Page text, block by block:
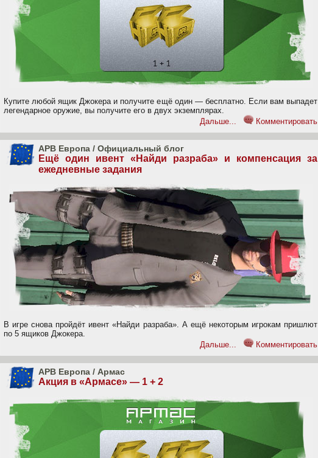
Купите любой ящик Джокера и получите ещё один — бесплатно. Если вам выпадет
легендарное оружие, вы получите его в двух экземплярах.
Дальше...
Комментировать
APB Европа / Официальный блог
Ещё один ивент «Найди разраба» и компенсация за
ежедневные задания
В игре снова пройдёт ивент «Найди разраба». А ещё некоторым игрокам пришлют
по 5 ящиков Джокера.
Дальше...
Комментировать
APB Европа / Армас
Акция в «Армасе» — 1 + 2